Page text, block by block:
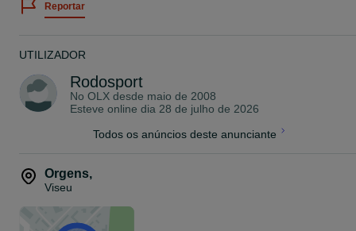
-nao aceitamos retomas
-possivel entrega ou montagem nas nossas instalaçoes em Viseu
Reportar
UTILIZADOR
Rodosport
No OLX desde maio de 2008
Esteve online dia 28 de julho de 2026
Todos os anúncios deste anunciante
Orgens,
Viseu